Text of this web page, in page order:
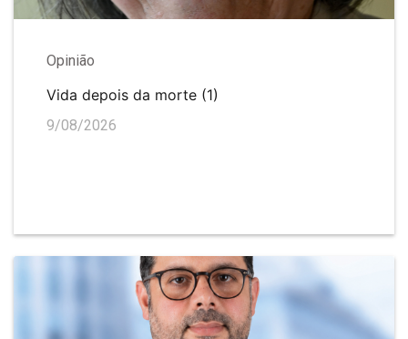
Opinião
Vida depois da morte (1)
9/08/2026